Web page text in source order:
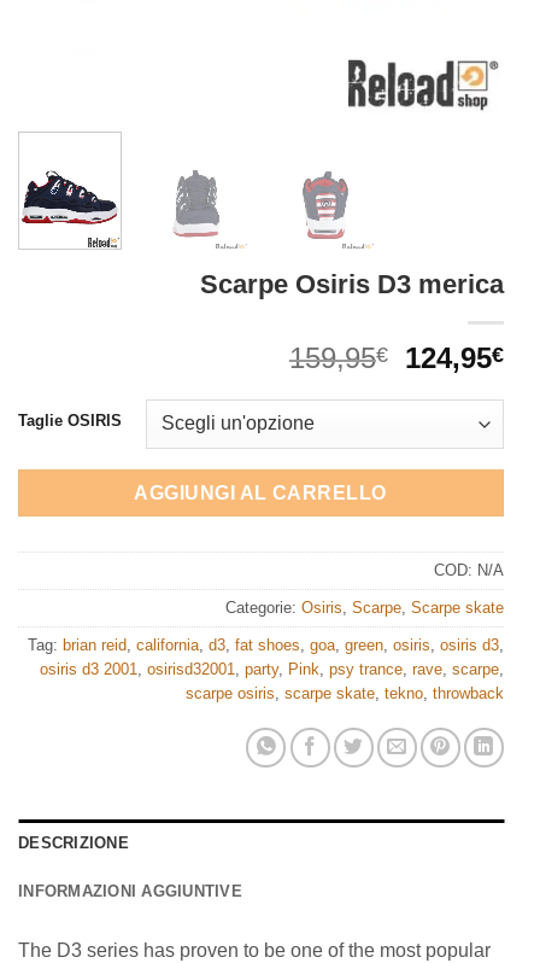
Scarpe Osiris D3 merica
159,95€
Il
originale
era:
159,95€.
124,95€Il
è:
Taglie OSIRIS
AGGIUNGI AL CARRELLO
COD: N/A
Categorie: Osiris, Scarpe, Scarpe skate
Tag: brian reid, california, d3, fat shoes, goa, green, osiris, osiris d3,
osiris d3 2001, osirisd32001, party, Pink, psy trance, rave, scarpe,
scarpe osiris, scarpe skate, tekno, throwback
DESCRIZIONE
INFORMAZIONI AGGIUNTIVE
The D3 series has proven to be one of the most popular